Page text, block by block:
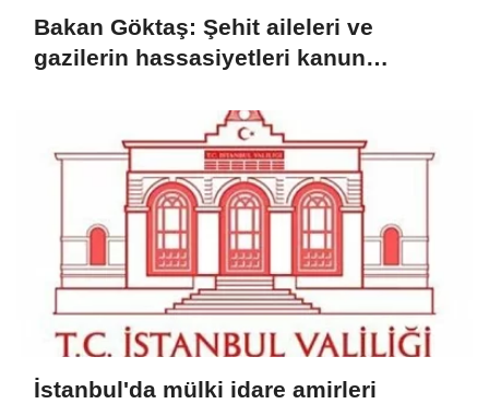
Bakan Göktaş: Şehit aileleri ve
gazilerin hassasiyetleri kanun
İstanbul'da mülki idare amirleri